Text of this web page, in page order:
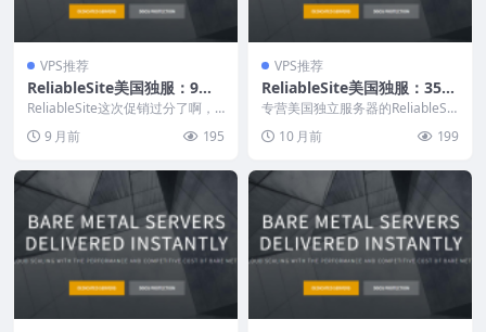
VPS推荐
ReliableSite美国独服：9美
元/月，洛杉矶/纽约/迈阿密
机房，大硬盘/Ryzen/独立显
卡GPU专用服务器
ReliableSite这次促销过分了啊，
美元/月...
9 月前 195
VPS推荐
ReliableSite美国独服：35美
元/月起，洛杉矶/纽约/迈阿
密机房，大硬盘/Ryzen/独立
显卡GPU专用服务器
专营美国独立服务器的ReliableSit
阿密机房...
10 月前 199